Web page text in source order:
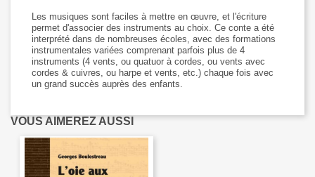
Les musiques sont faciles à mettre en œuvre, et l'écriture
permet d'associer des instruments au choix. Ce conte a été
interprété dans de nombreuses écoles, avec des formations
instrumentales variées comprenant parfois plus de 4
instruments (4 vents, ou quatuor à cordes, ou vents avec
cordes & cuivres, ou harpe et vents, etc.) chaque fois avec
un grand succès auprès des enfants.
VOUS AIMEREZ AUSSI